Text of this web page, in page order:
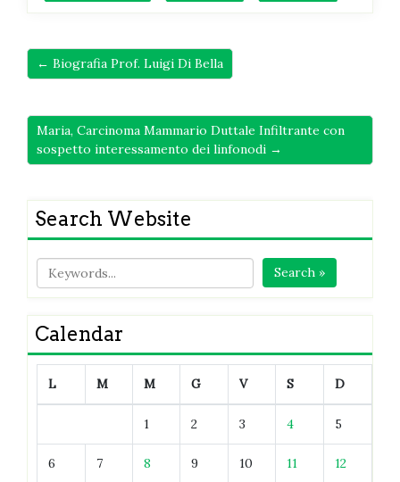
← Biografia Prof. Luigi Di Bella
Maria, Carcinoma Mammario Duttale Infiltrante con
sospetto interessamento dei linfonodi →
Search Website
Search »
Calendar
L M M G V S D
1 2 3 4 5
6 7 8 9 10 11 12